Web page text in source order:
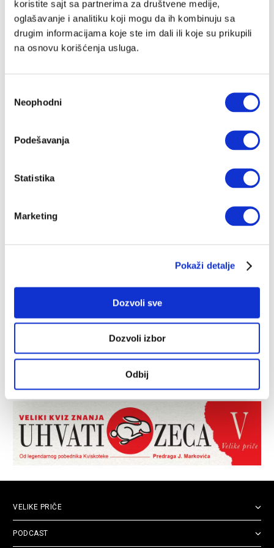
koristite sajt sa partnerima za društvene medije,
oglašavanje i analitiku koji mogu da ih kombinuju sa
drugim informacijama koje ste im dali ili koje su prikupili
na osnovu korišćenja usluga.
сагласности
Neophodni
Podešavanja
Statistika
Marketing
Pokaži detalje
Dozvoli sve
Dozvoli izbor
Odbij
mrzitelje, ali što se Lauševića tiče – njega su voleli svi.
I u tome nije bilo ničeg iracionalnog, nekako je bilo
logično, spontano
DEJAN STOJILJKOVIĆ 16.11.2023.
VELIKE PRIČE
PODCAST